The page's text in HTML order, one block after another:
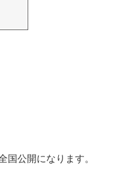
国公開になります。